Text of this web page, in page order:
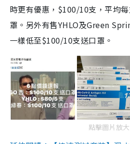
時更有優惠，$100/10支，平均
罩。另外有售YHLO及Green
一樣低至$100/10支送口罩。
點擊圖片放大